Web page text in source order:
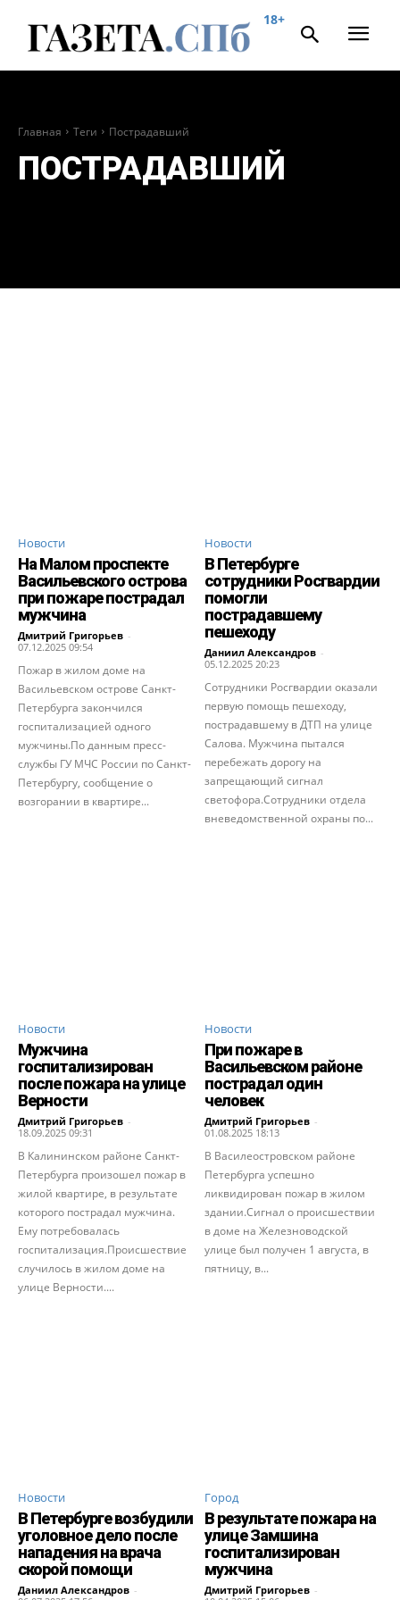
18+
Главная Теги Пострадавший
ПОСТРАДАВШИЙ
Новости
На Малом проспекте
Васильевского острова
при пожаре пострадал
мужчина
Дмитрий Григорьев -
07.12.2025 09:54
Пожар в жилом доме на
Васильевском острове Санкт-
Петербурга закончился
госпитализацией одного
мужчины.По данным пресс-
службы ГУ МЧС России по Санкт-
Петербургу, сообщение о
возгорании в квартире...
Новости
В Петербурге
сотрудники Росгвардии
помогли
пострадавшему
пешеходу
Даниил Александров -
05.12.2025 20:23
Сотрудники Росгвардии оказали
первую помощь пешеходу,
пострадавшему в ДТП на улице
Салова. Мужчина пытался
перебежать дорогу на
запрещающий сигнал
светофора.Сотрудники отдела
вневедомственной охраны по...
Новости
Мужчина
госпитализирован
после пожара на улице
Верности
Дмитрий Григорьев -
18.09.2025 09:31
В Калининском районе Санкт-
Петербурга произошел пожар в
жилой квартире, в результате
которого пострадал мужчина.
Ему потребовалась
госпитализация.Происшествие
случилось в жилом доме на
улице Верности....
Новости
При пожаре в
Васильевском районе
пострадал один
человек
Дмитрий Григорьев -
01.08.2025 18:13
В Василеостровском районе
Петербурга успешно
ликвидирован пожар в жилом
здании.Сигнал о происшествии
в доме на Железноводской
улице был получен 1 августа, в
пятницу, в...
Новости
В Петербурге возбудили
уголовное дело после
нападения на врача
скорой помощи
Даниил Александров -
Город
В результате пожара на
улице Замшина
госпитализирован
мужчина
Дмитрий Григорьев -